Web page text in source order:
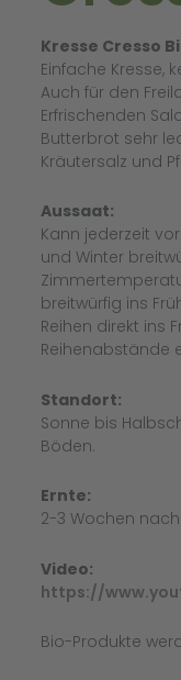
Kresse Cresso
Einfache Kresse,
Auch für den
Erfrischenden
Butterbrot sehr
Kräutersalz und
Aussaat:
Kann jederzeit
und Winter
breitwürfig ins
Reihen direkt ins
Reihenabstände
Standort:
Sonne bis
Böden.
Ernte:
2-3 Wochen
Video:
https://
Bio-Produkte